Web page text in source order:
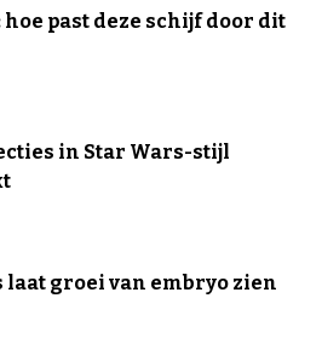
hoe past deze schijf door dit
in Star Wars-stijl
laat groei van embryo zien